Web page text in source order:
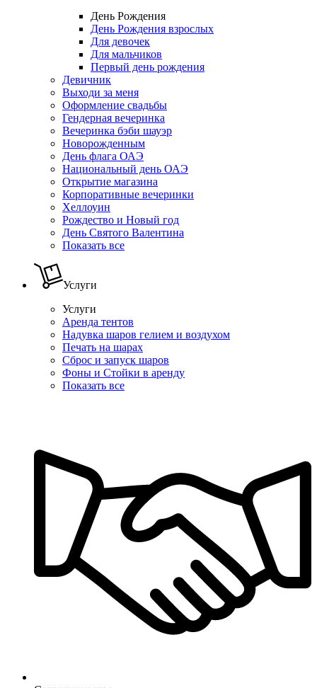
День Рождения
День Рождения взрослых
Для девочек
Для мальчиков
Первый день рождения
Девичник
Выходи за меня
Оформление свадьбы
Гендерная вечеринка
Вечеринка бэби шауэр
Новорожденным
День флага ОАЭ
Национальный день ОАЭ
Открытие магазина
Корпоративные вечеринки
Хеллоуин
Рождество и Новый год
День Святого Валентина
Показать все
Услуги
Услуги
Аренда тентов
Надувка шаров гелием и воздухом
Печать на шарах
Сброс и запуск шаров
Фоны и Стойки в аренду
Показать все